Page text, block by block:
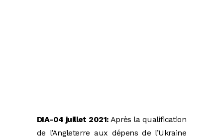
DIA-04 juillet 2021: Après la qualification
de l’Angleterre aux dépens de l’Ukraine